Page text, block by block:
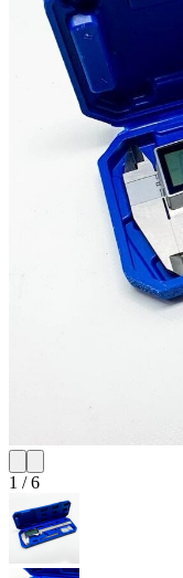
1 /6